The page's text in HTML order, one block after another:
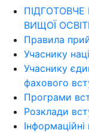
ВИЩОЇ
Правила
Учаснику
Учаснику
фахового
Програми
Розклади